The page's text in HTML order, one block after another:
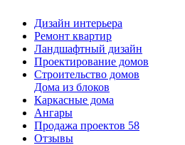
Дизайн интерьера
Ремонт квартир
Ландшафтный дизайн
Проектирование домов
Строительство домов
Дома из блоков
Каркасные дома
Ангары
Продажа проектов 58
Отзывы